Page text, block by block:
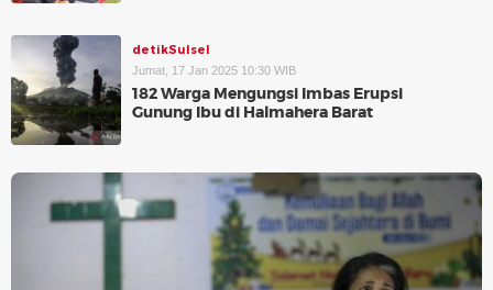
detikSulsel
Jumat, 17 Jan 2025 10:30 WIB
182 Warga Mengungsi Imbas Erupsi
Gunung Ibu di Halmahera Barat